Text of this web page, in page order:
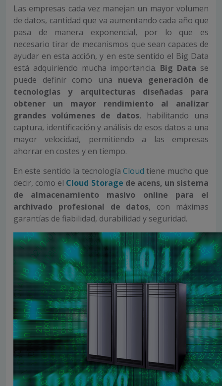
Las empresas cada vez manejan un mayor volumen
de datos, cantidad que va aumentando cada año que
pasa de manera exponencial, por lo que es
necesario tirar de mecanismos que sean capaces de
ayudar en esta acción, y en este sentido el Big Data
está adquiriendo mucha importancia. Big Data se
puede definir como una nueva generación de
tecnologías y arquitecturas diseñadas para
obtener un mayor rendimiento al analizar
grandes volúmenes de datos, habilitando una
captura, identificación y análisis de esos datos a una
mayor velocidad, permitiendo a las empresas
ahorrar en costes y en tiempo.
En este sentido la tecnología Cloud tiene mucho que
decir, como el Cloud Storage de acens, un sistema
de almacenamiento masivo online para el
archivado profesional de datos, con máximas
garantías de fiabilidad, durabilidad y seguridad.